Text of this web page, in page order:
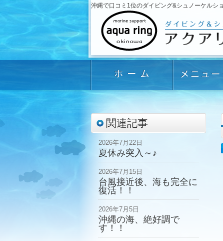
沖縄で口コミ1位のダイビング&シュノーケルシ
関連記事
2026年7月22日
夏休み突入～♪
2026年7月15日
台風接近後、海も完全に
復活！！
2026年7月5日
沖縄の海、絶好調で
す！！